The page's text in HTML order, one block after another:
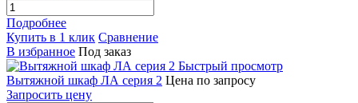
Подробнее
Купить в 1 клик Сравнение
В избранное Под заказ
Быстрый просмотр
Вытяжной шкаф ЛА серия 2 Цена по запросу
Запросить цену